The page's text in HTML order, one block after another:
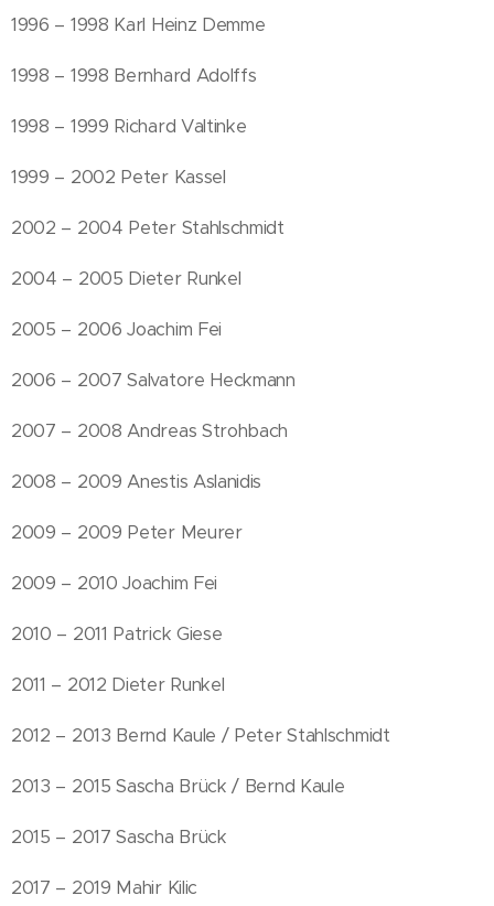
1996 – 1998 Karl Heinz Demme
1998 – 1998 Bernhard Adolffs
1998 – 1999 Richard Valtinke
1999 – 2002 Peter Kassel
2002 – 2004 Peter Stahlschmidt
2004 – 2005 Dieter Runkel
2005 – 2006 Joachim Fei
2006 – 2007 Salvatore Heckmann
2007 – 2008 Andreas Strohbach
2008 – 2009 Anestis Aslanidis
2009 – 2009 Peter Meurer
2009 – 2010 Joachim Fei
2010 – 2011 Patrick Giese
2011 – 2012 Dieter Runkel
2012 – 2013 Bernd Kaule / Peter Stahlschmidt
2013 – 2015 Sascha Brück / Bernd Kaule
2015 – 2017 Sascha Brück
2017 – 2019 Mahir Kilic